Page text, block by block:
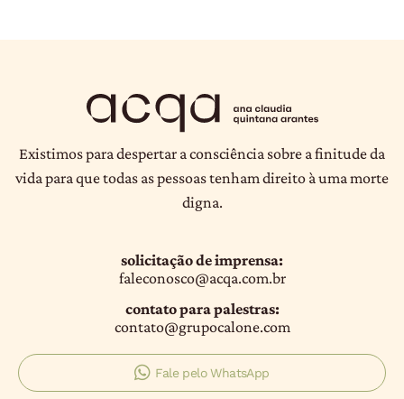
Existimos para despertar a consciência sobre a finitude da
vida para que todas as pessoas tenham direito à uma morte
digna.
solicitação de imprensa:
faleconosco@acqa.com.br
contato para palestras:
contato@grupocalone.com
Fale pelo WhatsApp